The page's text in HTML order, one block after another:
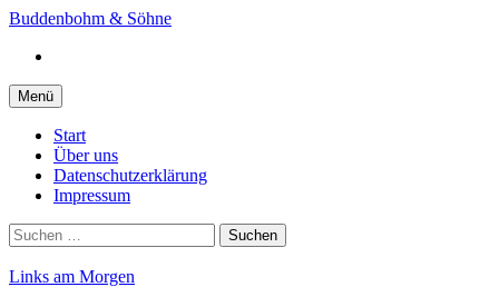
Springe
Inhalt
Buddenbohm & Söhne
Menü
Start
Über uns
Datenschutzerklärung
Impressum
Suchen
nach:
Links am Morgen